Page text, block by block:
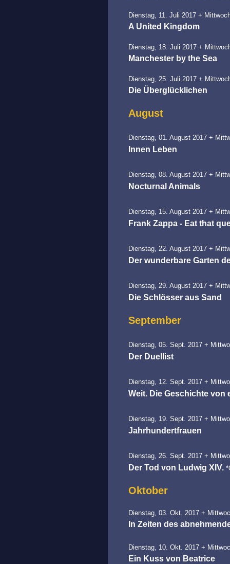
Dienstag, 11. Juli 2017 +
A United Kingdom
Dienstag, 18. Juli 2017 +
Manchester by the Sea
Dienstag, 25. Juli 2017 +
Die Überglücklichen
August
Dienstag, 01. August 2017 +
Innen Leben
Dienstag, 08. August 2017 +
Nocturnal Animals
Dienstag, 15. August 2017 +
Frank Zappa - Eat that
Dienstag, 22. August 2017 +
Der wunderbare Garten
Dienstag, 29. August 2017 +
Die Schlösser aus Sand
September
Dienstag, 05. Sept. 2017 +
Der Duellist
Dienstag, 12. Sept. 2017 +
Weit. Die Geschichte von
Dienstag, 19. Sept. 2017 +
Jahrhundertfrauen
Dienstag, 26. Sept. 2017 +
Der Tod von Ludwig XIV.
Oktober
Dienstag, 03. Okt. 2017 +
In Zeiten des
Dienstag, 10. Okt. 2017 +
Ein Kuss von Beatrice